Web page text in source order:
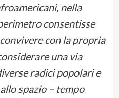
nella
consentisse
con la propria
una via
radici popolari e
spazio – tempo